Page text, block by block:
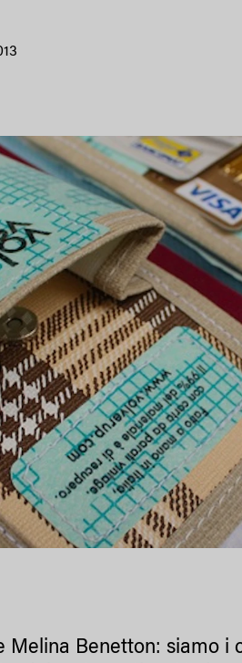
Melina Benetton: siamo i